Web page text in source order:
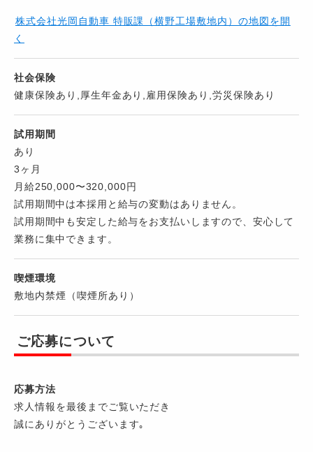
株式会社光岡自動車 特販課（横野工場敷地内）の地図を開
く
社会保険
健康保険あり,厚生年金あり,雇用保険あり,労災保険あり
試用期間
あり
3ヶ月
月給250,000〜320,000円
試用期間中は本採用と給与の変動はありません。
試用期間中も安定した給与をお支払いしますので、安心して
業務に集中できます。
喫煙環境
敷地内禁煙（喫煙所あり）
ご応募について
応募方法
求人情報を最後までご覧いただき
誠にありがとうございます｡